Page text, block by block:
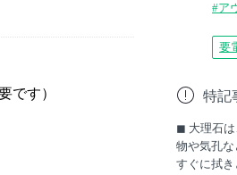
#ア
要
特記
◼︎ 大理石は
物や気孔
すぐに拭き
です）